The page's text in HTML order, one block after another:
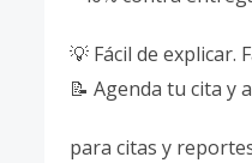
💡 Fácil de explicar.
📝 Agenda tu cita y
para citas y